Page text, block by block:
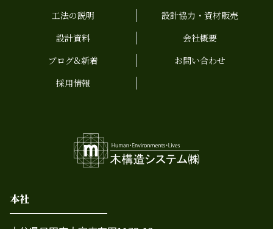
工法の説明
設計協力・資材販売
設計資料
会社概要
ブログ&新着
お問い合わせ
採用情報
本社